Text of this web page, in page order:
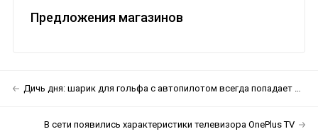
Предложения магазинов
Дичь дня: шарик для гольфа с автопилотом всегда попадает в лунку
В сети появились характеристики телевизора OnePlus TV